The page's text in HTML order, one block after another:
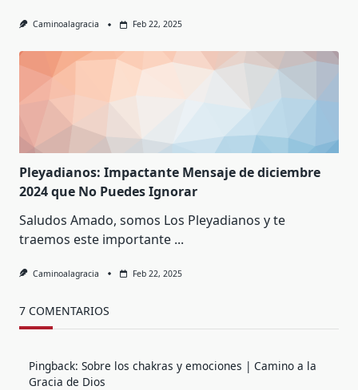
Caminoalagracia Feb 22, 2025
Pleyadianos: Impactante Mensaje de diciembre
2024 que No Puedes Ignorar
Saludos Amado, somos Los Pleyadianos y te
traemos este importante ...
Caminoalagracia Feb 22, 2025
7 COMENTARIOS
Pingback: Sobre los chakras y emociones | Camino a la
Gracia de Dios